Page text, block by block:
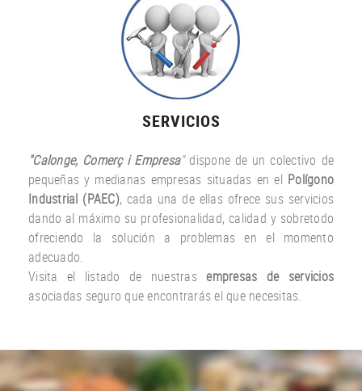
SERVICIOS
"Calonge, Comerç i Empresa"dispone de un colectivo de
pequeñas y medianas empresas situadas en el Polígono
Industrial (PAEC), cada una de ellas ofrece sus servicios
dando al máximo su profesionalidad, calidad y sobretodo
ofreciendo la solución a problemas en el momento
adecuado.
Visita el listado de nuestrasempresas de servicios
asociadas seguro que encontrarás el que necesitas.